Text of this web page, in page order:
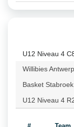
U12 Niveau 4
Willibies
Basket
U12 Niveau 4